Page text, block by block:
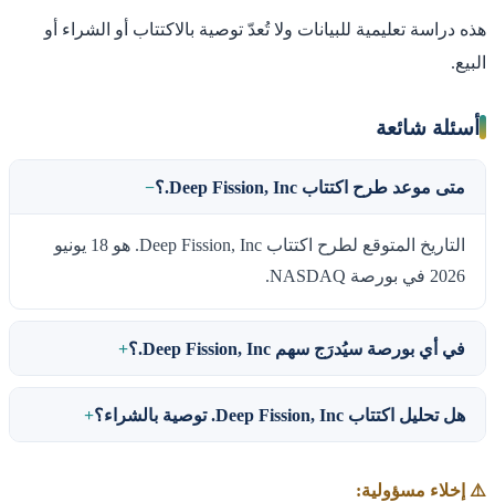
هذه دراسة تعليمية للبيانات ولا تُعدّ توصية بالاكتتاب أو الشراء أو
البيع.
أسئلة شائعة
متى موعد طرح اكتتاب Deep Fission, Inc.؟
التاريخ المتوقع لطرح اكتتاب Deep Fission, Inc. هو 18 يونيو
2026 في بورصة NASDAQ.
في أي بورصة سيُدرَج سهم Deep Fission, Inc.؟
هل تحليل اكتتاب Deep Fission, Inc. توصية بالشراء؟
⚠️ إخلاء مسؤولية: